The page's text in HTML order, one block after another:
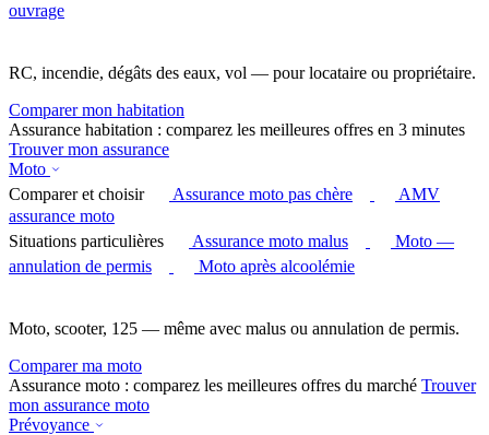
ouvrage
RC, incendie, dégâts des eaux, vol — pour locataire ou propriétaire.
Comparer mon habitation
Assurance habitation : comparez les meilleures offres en 3 minutes
Trouver mon assurance
Moto
Comparer et choisir
Assurance moto pas chère
AMV
assurance moto
Situations particulières
Assurance moto malus
Moto —
annulation de permis
Moto après alcoolémie
Moto, scooter, 125 — même avec malus ou annulation de permis.
Comparer ma moto
Assurance moto : comparez les meilleures offres du marché Trouver
mon assurance moto
Prévoyance